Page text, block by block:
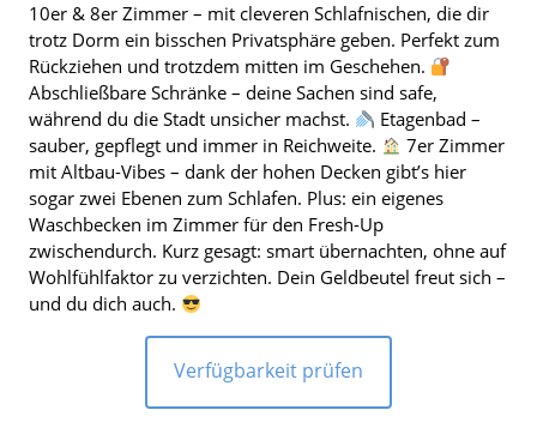
10er & 8er Zimmer – mit cleveren Schlafnischen, die dir
trotz Dorm ein bisschen Privatsphäre geben. Perfekt zum
Rückziehen und trotzdem mitten im Geschehen.
Abschließbare Schränke – deine Sachen sind safe,
während du die Stadt unsicher machst.
Etagenbad –
sauber, gepflegt und immer in Reichweite.
7er Zimmer
mit Altbau-Vibes – dank der hohen Decken gibt’s hier
sogar zwei Ebenen zum Schlafen. Plus: ein eigenes
Waschbecken im Zimmer für den Fresh-Up
zwischendurch. Kurz gesagt: smart übernachten, ohne auf
Wohlfühlfaktor zu verzichten. Dein Geldbeutel freut sich –
und du dich auch.
Verfügbarkeit prüfen